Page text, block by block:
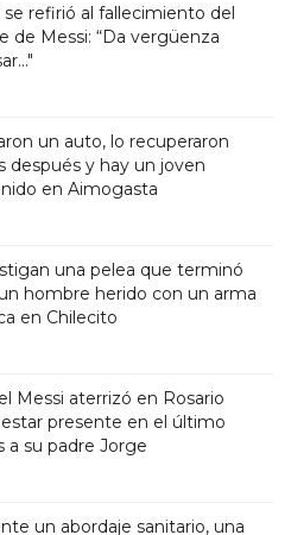
se refirió al fallecimiento del
de Messi: “Da vergüenza
un auto, lo recuperaron
después y hay un joven
en Aimogasta
una pelea que terminó
hombre herido con un arma
en Chilecito
Messi aterrizó en Rosario
estar presente en el último
a su padre Jorge
un abordaje sanitario, una